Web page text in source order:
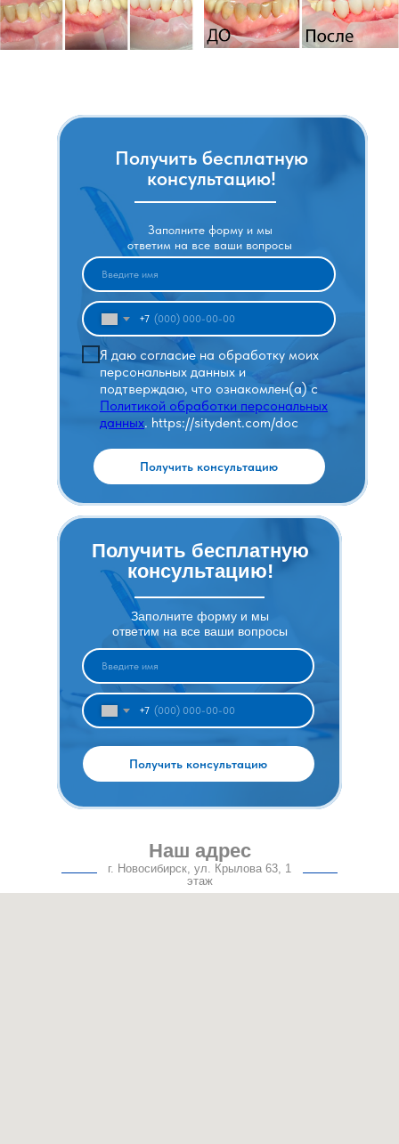
Получить бесплатную
консультацию!
Заполните форму и мы
ответим на все ваши вопросы
+7
Я даю согласие на обработку моих
персональных данных и
подтверждаю, что ознакомлен(а) с
Политикой обработки персональных
данных. https://sitydent.com/doc
Получить консультацию
Получить бесплатную
консультацию!
Заполните форму и мы
ответим на все ваши вопросы
+7
Получить консультацию
г. Новосибирск, ул. Крылова 63, 1
этаж
Наш адрес